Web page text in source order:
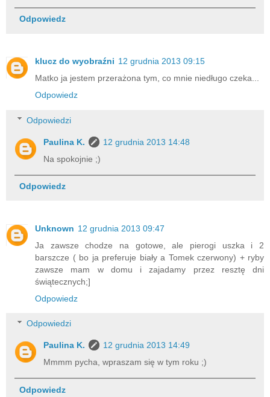
Odpowiedz
klucz do wyobraźni 12 grudnia 2013 09:15
Matko ja jestem przerażona tym, co mnie niedługo czeka...
Odpowiedz
Odpowiedzi
Paulina K.
12 grudnia 2013 14:48
Na spokojnie ;)
Odpowiedz
Unknown 12 grudnia 2013 09:47
Ja zawsze chodze na gotowe, ale pierogi uszka i 2
barszcze ( bo ja preferuje biały a Tomek czerwony) + ryby
zawsze mam w domu i zajadamy przez resztę dni
świątecznych;]
Odpowiedz
Odpowiedzi
Paulina K.
12 grudnia 2013 14:49
Mmmm pycha, wpraszam się w tym roku ;)
Odpowiedz